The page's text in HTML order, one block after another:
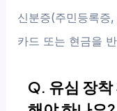
신분증(주민등록증
카드 또는 현금을
Q. 유심 장착